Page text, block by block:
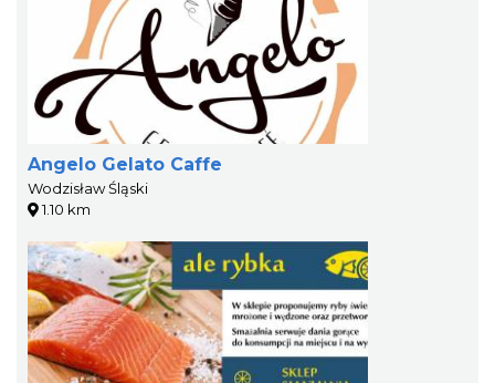
Angelo Gelato Caffe
Wodzisław Śląski
1.10 km